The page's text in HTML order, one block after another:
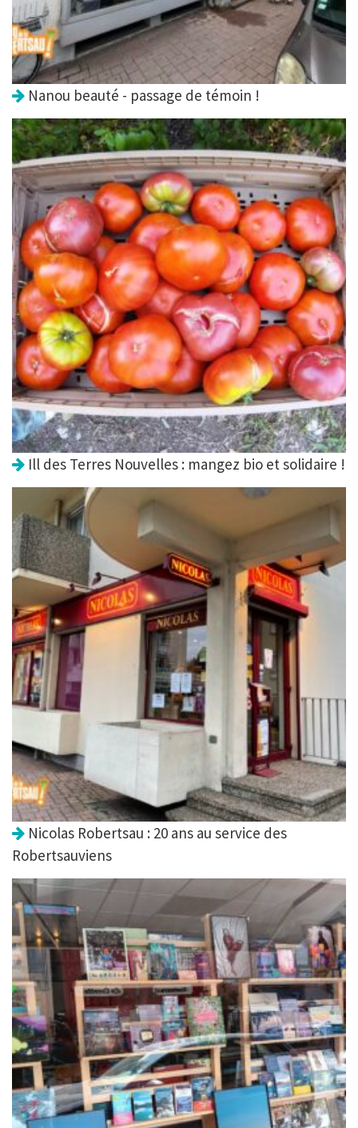
Nanou beauté - passage de témoin !
Ill des Terres Nouvelles : mangez bio et solidaire !
Nicolas Robertsau : 20 ans au service des
Robertsauviens